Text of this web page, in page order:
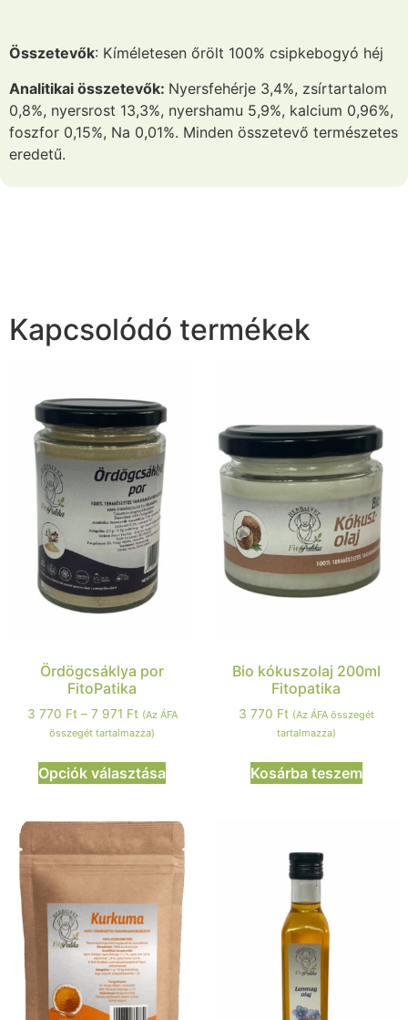
Összetevők: Kíméletesen őrölt 100% csipkebogyó héj
Analitikai összetevők: Nyersfehérje 3,4%, zsírtartalom
0,8%, nyersrost 13,3%, nyershamu 5,9%, kalcium 0,96%,
foszfor 0,15%, Na 0,01%. Minden összetevő természetes
eredetű.
Kapcsolódó termékek
Ördögcsáklya por
FitoPatika
3 770 Ft – 7 971 Ft (Az ÁFA
összegét tartalmazza)
Opciók választása
Bio kókuszolaj 200ml
Fitopatika
3 770 Ft (Az ÁFA összegét
tartalmazza)
Kosárba teszem